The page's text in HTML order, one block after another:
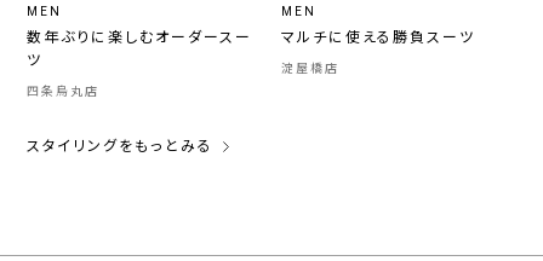
MEN
数年ぶりに楽しむオーダースー
ツ
四条烏丸店
MEN
マルチに使える勝負スーツ
淀屋橋店
スタイリングをもっとみる